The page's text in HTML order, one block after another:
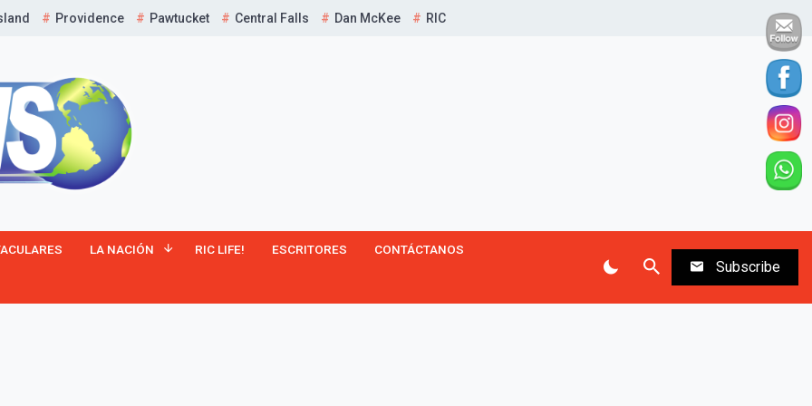
Providence Pawtucket Central Falls Dan McKee RIC
LA NACIÓN RIC LIFE! ESCRITORES CONTÁCTANOS
Subscribe
¡Suscríbete y Vive la
Experiencia!